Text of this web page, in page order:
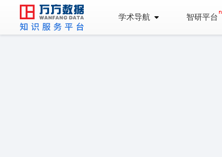
学术导航 智研平台